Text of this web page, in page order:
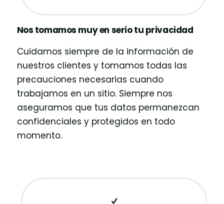
Nos tomamos muy en serio tu privacidad
Cuidamos siempre de la información de
nuestros clientes y tomamos todas las
precauciones necesarias cuando
trabajamos en un sitio. Siempre nos
aseguramos que tus datos permanezcan
confidenciales y protegidos en todo
momento.